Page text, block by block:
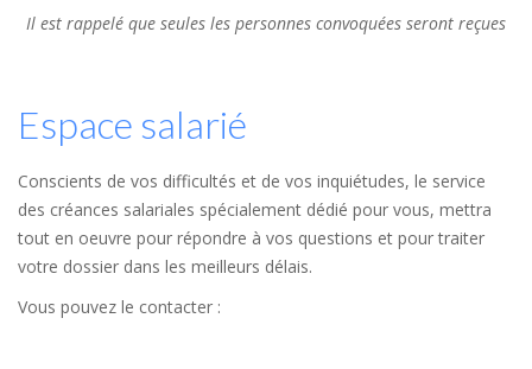
Il est rappelé que seules les personnes convoquées seront reçues
Espace salarié
Conscients de vos difficultés et de vos inquiétudes, le service
des créances salariales spécialement dédié pour vous, mettra
tout en oeuvre pour répondre à vos questions et pour traiter
votre dossier dans les meilleurs délais.
Vous pouvez le contacter :